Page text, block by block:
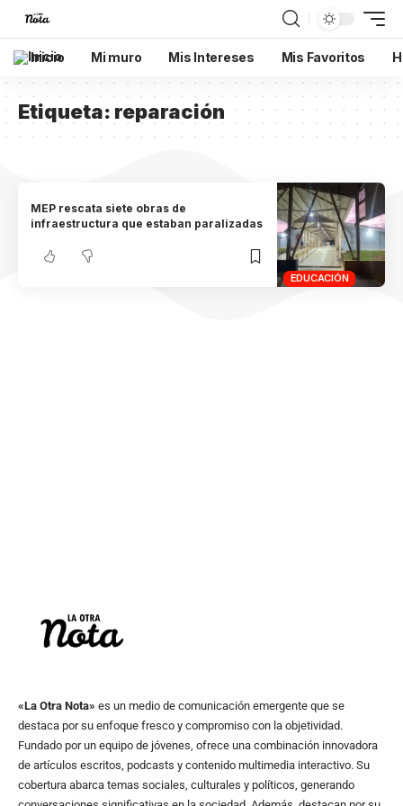
Inicio Mi muro Mis Intereses Mis Favoritos
Etiqueta:reparación
EDUCACIÓN
MEP rescata siete obras de
infraestructura que estaban paralizadas
«La Otra Nota» es un medio de comunicación emergente que se
destaca por su enfoque fresco y compromiso con la objetividad.
Fundado por un equipo de jóvenes, ofrece una combinación innovadora
de artículos escritos, podcasts y contenido multimedia interactivo. Su
cobertura abarca temas sociales, culturales y políticos, generando